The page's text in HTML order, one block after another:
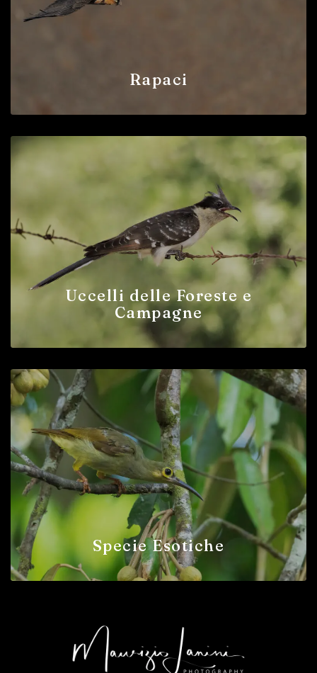
Rapaci
Uccelli delle Foreste e
Campagne
Specie Esotiche